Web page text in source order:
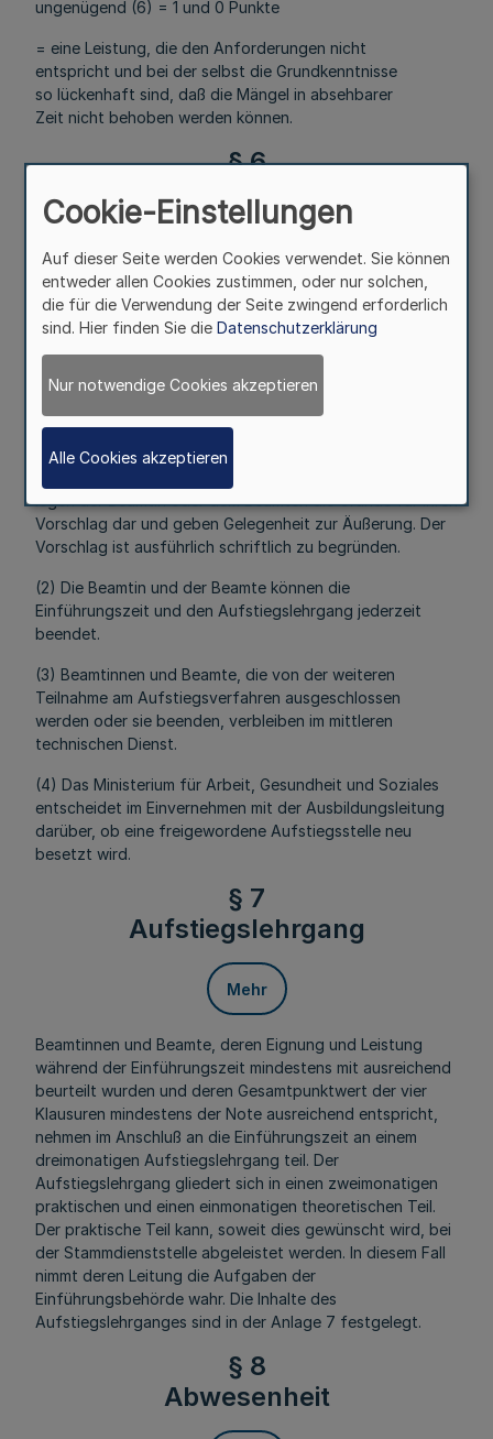
ungenügend (6) = 1 und 0 Punkte
= eine Leistung, die den Anforderungen nicht
entspricht und bei der selbst die Grundkenntnisse
so lückenhaft sind, daß die Mängel in absehbarer
Zeit nicht behoben werden können.
§ 6
Vorzeitige Beendigung des
Verfahrens
Mehr
(1) Stellt sich während der Einführungszeit heraus, daß
die Beamtin oder der Beamte für den gehobenen
technischen Dienst in der Arbeitsschutzverwaltung nicht
Das Ministerium für Arbeit, Gesundheit und Soziales
entscheidet auf gemeinsamen Vorschlag der Leitung der
legen der Beamtin oder dem Beamten die Gründe für ihren
Vorschlag dar und geben Gelegenheit zur Äußerung. Der
Vorschlag ist ausführlich schriftlich zu begründen.
(2) Die Beamtin und der Beamte können die
Einführungszeit und den Aufstiegslehrgang jederzeit
beendet.
(3) Beamtinnen und Beamte, die von der weiteren
Teilnahme am Aufstiegsverfahren ausgeschlossen
werden oder sie beenden, verbleiben im mittleren
technischen Dienst.
(4) Das Ministerium für Arbeit, Gesundheit und Soziales
entscheidet im Einvernehmen mit der Ausbildungsleitung
darüber, ob eine freigewordene Aufstiegsstelle neu
besetzt wird.
§ 7
Aufstiegslehrgang
Mehr
Beamtinnen und Beamte, deren Eignung und Leistung
während der Einführungszeit mindestens mit ausreichend
beurteilt wurden und deren Gesamtpunktwert der vier
Klausuren mindestens der Note ausreichend entspricht,
nehmen im Anschluß an die Einführungszeit an einem
dreimonatigen Aufstiegslehrgang teil. Der
Aufstiegslehrgang gliedert sich in einen zweimonatigen
praktischen und einen einmonatigen theoretischen Teil.
Der praktische Teil kann, soweit dies gewünscht wird, bei
der Stammdienststelle abgeleistet werden. In diesem Fall
nimmt deren Leitung die Aufgaben der
Einführungsbehörde wahr. Die Inhalte des
Aufstiegslehrganges sind in der Anlage 7 festgelegt.
§ 8
Abwesenheit
Cookie-Einstellungen
Auf dieser Seite werden Cookies verwendet. Sie können
entweder allen Cookies zustimmen, oder nur solchen,
die für die Verwendung der Seite zwingend erforderlich
sind. Hier finden Sie die Datenschutzerklärung
Nur notwendige Cookies akzeptieren
Alle Cookies akzeptieren